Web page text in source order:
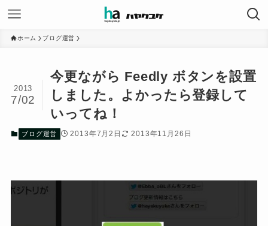
ホーム ブログ運営
今更ながら Feedly ボタンを設置
しました。よかったら登録して
いってね！
2013
7/02
ブログ運営 2013年7月2日 2013年11月26日